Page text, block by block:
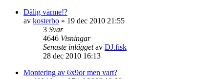
Dålig värme!?
av kosterbo » 19 dec 2010 21:55
3 Svar
4646 Visningar
Senaste inläggetav DJ.fisk
28 dec 2010 16:13
Montering av 6x9or men vart?